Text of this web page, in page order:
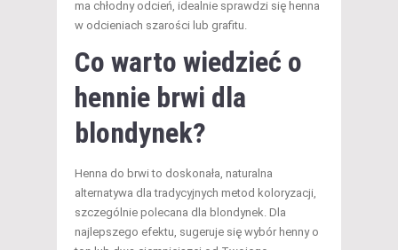
ma chłodny odcień, idealnie sprawdzi się henna
w odcieniach szarości lub grafitu.
Co warto wiedzieć o
hennie brwi dla
blondynek?
Henna do brwi to doskonała, naturalna
alternatywa dla tradycyjnych metod koloryzacji,
szczególnie polecana dla blondynek. Dla
najlepszego efektu, sugeruje się wybór henny o